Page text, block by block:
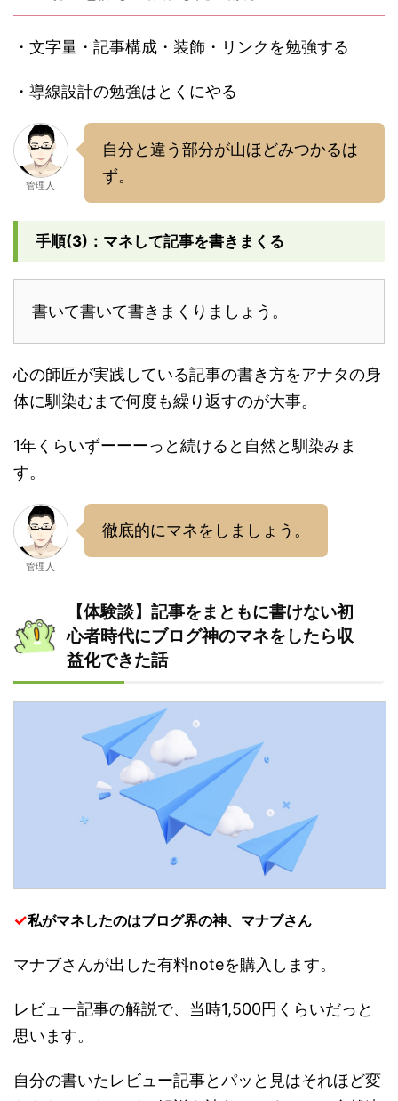
・文字量・記事構成・装飾・リンクを勉強する
・導線設計の勉強はとくにやる
管理人
自分と違う部分が山ほどみつかるは
ず。
手順(3)：マネして記事を書きまくる
書いて書いて書きまくりましょう。
心の師匠が実践している記事の書き方をアナタの身
体に馴染むまで何度も繰り返すのが大事。
1年くらいずーーーっと続けると自然と馴染みま
す。
管理人
徹底的にマネをしましょう。
【体験談】記事をまともに書けない初
心者時代にブログ神のマネをしたら収
益化できた話
✓私がマネしたのはブログ界の神、マナブさん
マナブさんが出した有料noteを購入します。
レビュー記事の解説で、当時1,500円くらいだっと
思います。
自分の書いたレビュー記事とパッと見はそれほど変